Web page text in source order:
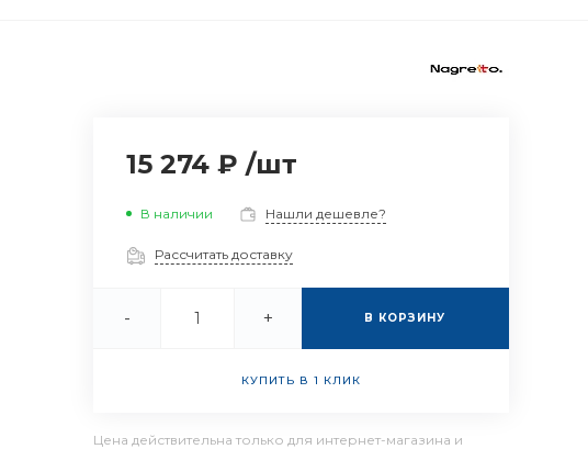
15 274 ₽/шт
В наличии Нашли дешевле?
Рассчитать доставку
- + В КОРЗИНУ
КУПИТЬ В 1 КЛИК
Цена действительна только для интернет-магазина и